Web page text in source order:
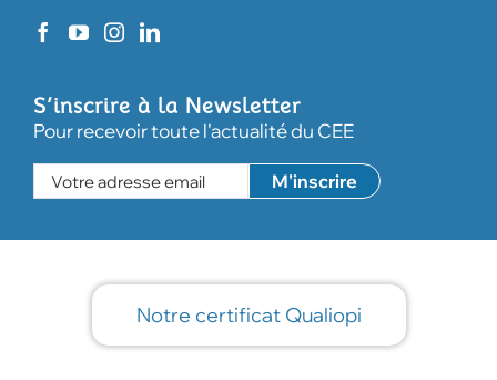
S’inscrire à la Newsletter
Pour recevoir toute l'actualité du CEE
Notre certificat Qualiopi